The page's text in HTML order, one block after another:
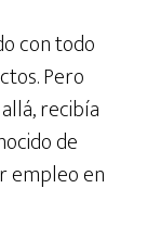
con todo
Pero
recibía
de
empleo en